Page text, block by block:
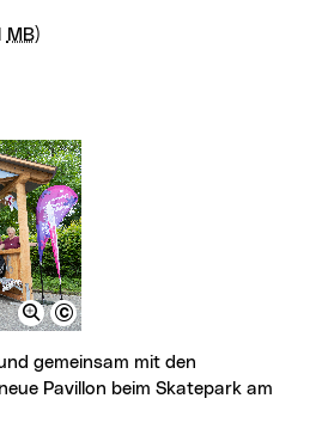
MB)
Pavillon beim Skatepark am